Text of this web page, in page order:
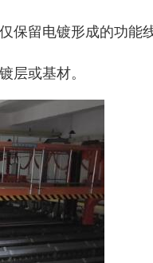
保留电镀形成的功能
层或基材。